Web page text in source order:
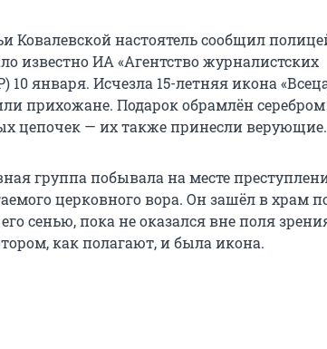
Ковалевской настоятель сообщил
известно ИА «Агентство журналистских
января. Исчезла 15-летняя икона
прихожане. Подарок обрамлён
цепочек — их также принесли верующие.
группа побывала на месте
церковного вора. Он зашёл в храм
сенью, пока не оказался вне поля
как полагают, и была икона.